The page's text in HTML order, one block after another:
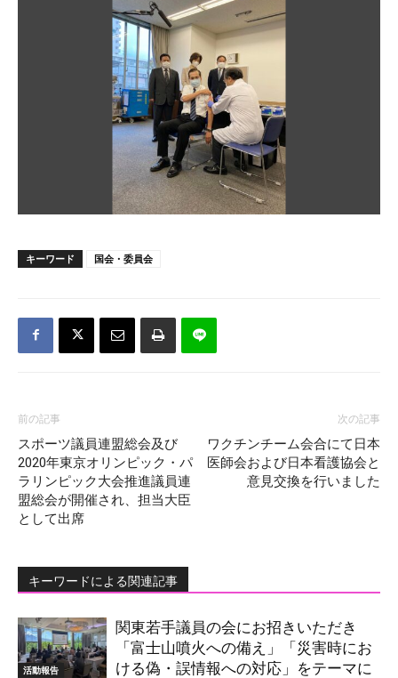
キーワード 国会・委員会
前の記事
スポーツ議員連盟総会及び
2020年東京オリンピック・パ
ラリンピック大会推進議員連
盟総会が開催され、担当大臣
として出席
次の記事
ワクチンチーム会合にて日本
医師会および日本看護協会と
意見交換を行いました
キーワードによる関連記事
活動報告
関東若手議員の会にお招きいただき
「富士山噴火への備え」「災害時にお
ける偽・誤情報への対応」をテーマに